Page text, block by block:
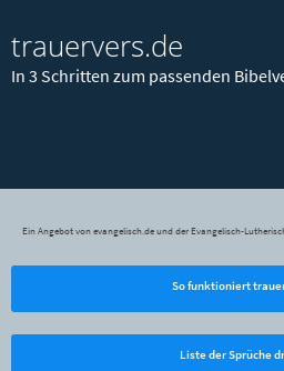
trauervers.de
In 3 Schritten zum passenden
Ein Angebot von evangelisch.de und der Evangelisch-
So funktioniert
Liste der Sprüche